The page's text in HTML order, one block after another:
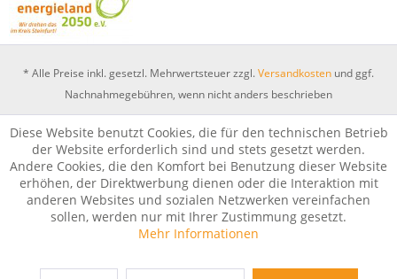
* Alle Preise inkl. gesetzl. Mehrwertsteuer zzgl.Versandkosten und ggf.
Nachnahmegebühren, wenn nicht anders beschrieben
Diese Website benutzt Cookies, die für den technischen Betrieb
der Website erforderlich sind und stets gesetzt werden.
Andere Cookies, die den Komfort bei Benutzung dieser Website
erhöhen, der Direktwerbung dienen oder die Interaktion mit
anderen Websites und sozialen Netzwerken vereinfachen
sollen, werden nur mit Ihrer Zustimmung gesetzt.
Mehr Informationen